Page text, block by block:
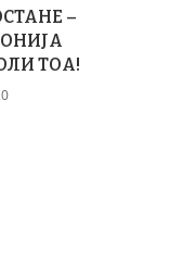
–
ТОА!